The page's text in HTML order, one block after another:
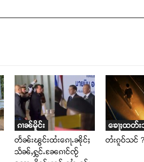
ၵၢၼ်မိူင်း
တႅၼ်းၽွင်းထႆးၵေႃႉၼိုင်ႈ
သႅၼ်ႇႁွင်ႉၼႄၵၢင်ၸႂ်
ၶေႃႈထတ်း
တႆးၵူဝ်သင်